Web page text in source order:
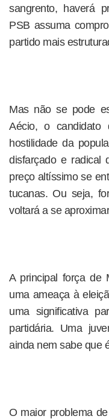
sangrento, haverá
PSB assuma
partido mais
Mas não se pode
Aécio, o candidato
hostilidade da
disfarçado e radical
preço altíssimo se
tucanas. Ou seja,
voltará a se
A principal força de
uma ameaça à
uma significativa
partidária. Uma
ainda nem sabe que
O maior problema